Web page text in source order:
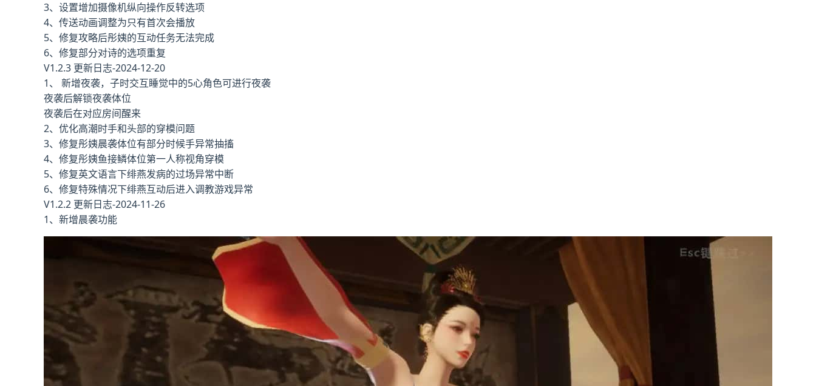
3、设置增加摄像机纵向操作反转选项
4、传送动画调整为只有首次会播放
5、修复攻略后彤姨的互动任务无法完成
6、修复部分对诗的选项重复
V1.2.3 更新日志-2024-12-20
1、 新增夜袭，子时交互睡觉中的5心角色可进行夜袭
夜袭后解锁夜袭体位
夜袭后在对应房间醒来
2、优化高潮时手和头部的穿模问题
3、修复彤姨晨袭体位有部分时候手异常抽搐
4、修复彤姨鱼接鳞体位第一人称视角穿模
5、修复英文语言下绯燕发病的过场异常中断
6、修复特殊情况下绯燕互动后进入调教游戏异常
V1.2.2 更新日志-2024-11-26
1、新增晨袭功能